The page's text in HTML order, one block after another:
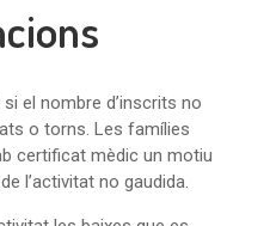
el nombre d’inscrits no
o torns. Les famílies
certificat mèdic un motiu
l’activitat no gaudida.